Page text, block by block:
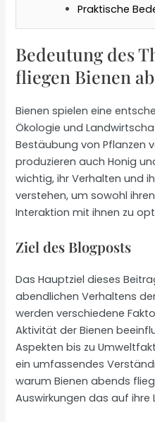
Praktische
Bedeutung des
fliegen Bienen
Bienen spielen eine
Ökologie und
Bestäubung von Pflanzen
produzieren auch Honig
wichtig, ihr Verhalten und
verstehen, um sowohl
Interaktion mit ihnen zu
Ziel des Blogposts
Das Hauptziel dieses
abendlichen Verhaltens
werden verschiedene
Aktivität der Bienen
Aspekten bis zu
ein umfassendes
warum Bienen abends
Auswirkungen das auf ihre